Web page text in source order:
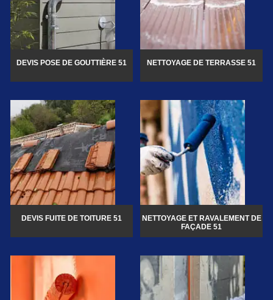
DEVIS POSE DE GOUTTIÈRE 51 NETTOYAGE DE TERRASSE 51
DEVIS FUITE DE TOITURE 51
NETTOYAGE ET RAVALEMENT DE
FAÇADE 51